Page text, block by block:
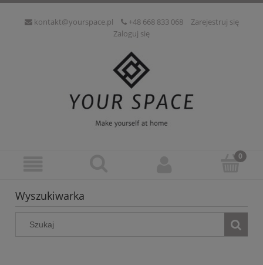
kontakt@yourspace.pl +48 668 833 068
Zarejestruj się
Zaloguj się
Wyszukiwarka